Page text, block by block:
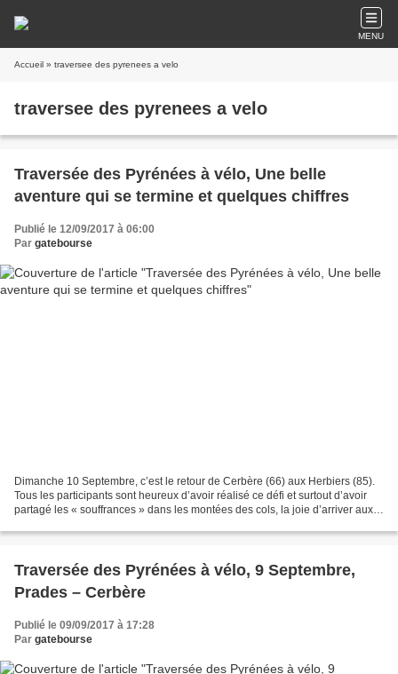
MENU
Accueil » traversee des pyrenees a velo
traversee des pyrenees a velo
Traversée des Pyrénées à vélo, Une belle
aventure qui se termine et quelques chiffres
Publié le 12/09/2017 à 06:00
Par gatebourse
Dimanche 10 Septembre, c’est le retour de Cerbère (66) aux Herbiers (85).
Tous les participants sont heureux d’avoir réalisé ce défi et surtout d’avoir
partagé les « souffrances » dans les montées des cols, la joie d’arriver aux
Traversée des Pyrénées à vélo, 9 Septembre,
Prades – Cerbère
Publié le 09/09/2017 à 17:28
Par gatebourse